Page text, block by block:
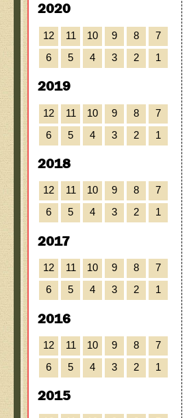
2020
12 11 10 9 8
7
6
5 4 3 2 1
2019
12 11 10 9 8
7
6
5 4 3 2 1
2018
12 11 10 9 8
7
6
5 4 3 2 1
2017
12 11 10 9 8
7
6
5 4 3 2 1
2016
12 11 10 9 8
7
6
5 4 3 2 1
2015